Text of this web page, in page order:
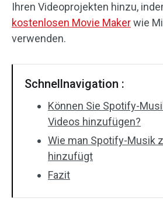
Stapelverarbeitung
Ihren Videoprojekten hinzu,
kostenlosen Movie Makerwie
verwenden.
Schnellnavigation :
Können Sie Spotify-
Videos hinzufügen?
Wie man Spotify-Musik
hinzufügt
Fazit